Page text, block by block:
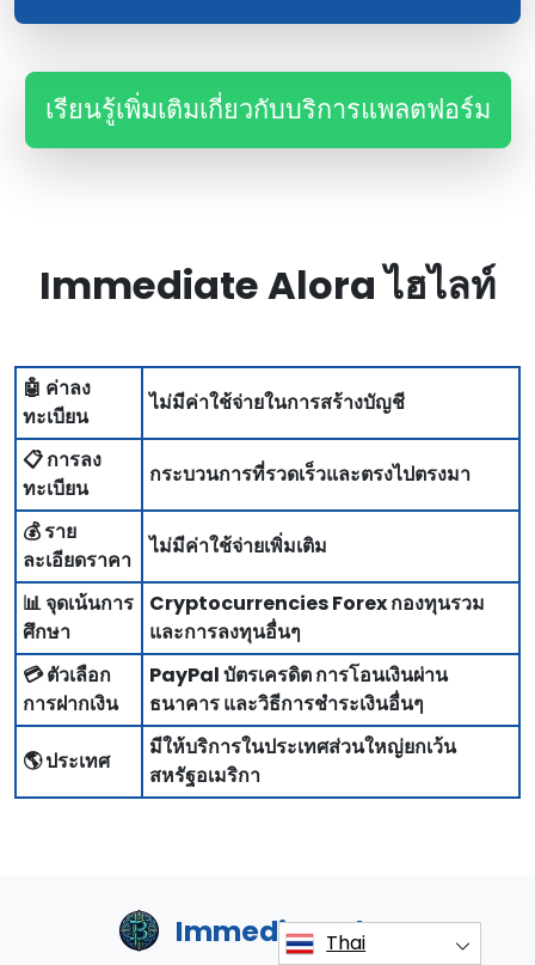
เรียนรู้เพิ่มเติมเกี่ยวกับบริการแพลตฟอร์ม
Immediate Alora ไฮไลท์
🤖 ค่าลง
ทะเบียน
ไม่มีค่าใช้จ่ายในการสร้างบัญชี
📋 การลง
ทะเบียน
กระบวนการที่รวดเร็วและตรงไปตรงมา
💰 ราย
ละเอียดราคา
ไม่มีค่าใช้จ่ายเพิ่มเติม
📊 จุดเน้นการ
ศึกษา
Cryptocurrencies Forex กองทุนรวม
และการลงทุนอื่นๆ
💳 ตัวเลือก
การฝากเงิน
PayPal บัตรเครดิต การโอนเงินผ่าน
ธนาคาร และวิธีการชําระเงินอื่นๆ
🌎 ประเทศ
มีให้บริการในประเทศส่วนใหญ่ยกเว้น
สหรัฐอเมริกา
ImmediateAlora
Thai